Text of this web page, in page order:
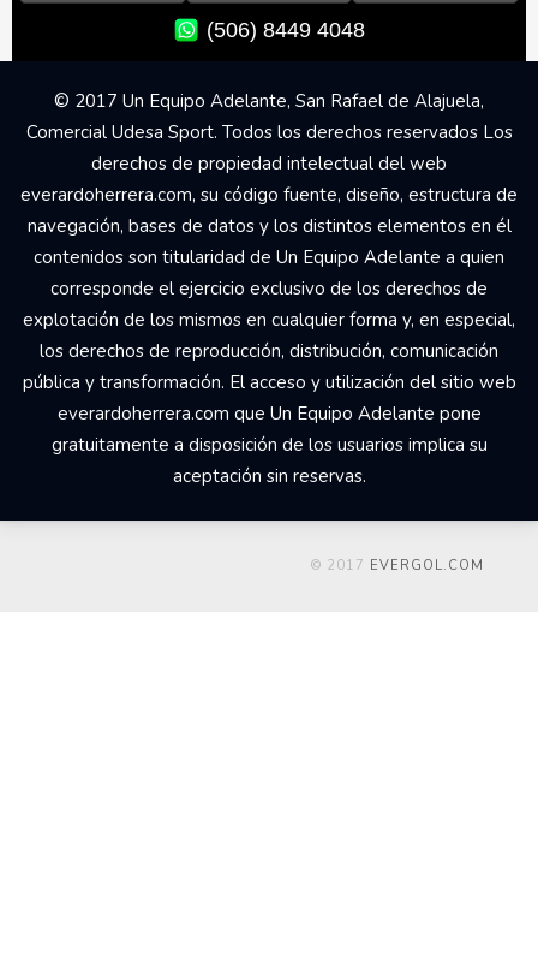
(506) 8449 4048
© 2017 Un Equipo Adelante, San Rafael de Alajuela,
Comercial Udesa Sport. Todos los derechos reservados Los
derechos de propiedad intelectual del web
everardoherrera.com, su código fuente, diseño, estructura de
navegación, bases de datos y los distintos elementos en él
contenidos son titularidad de Un Equipo Adelante a quien
corresponde el ejercicio exclusivo de los derechos de
explotación de los mismos en cualquier forma y, en especial,
los derechos de reproducción, distribución, comunicación
pública y transformación. El acceso y utilización del sitio web
everardoherrera.com que Un Equipo Adelante pone
gratuitamente a disposición de los usuarios implica su
aceptación sin reservas.
© 2017 EVERGOL.COM